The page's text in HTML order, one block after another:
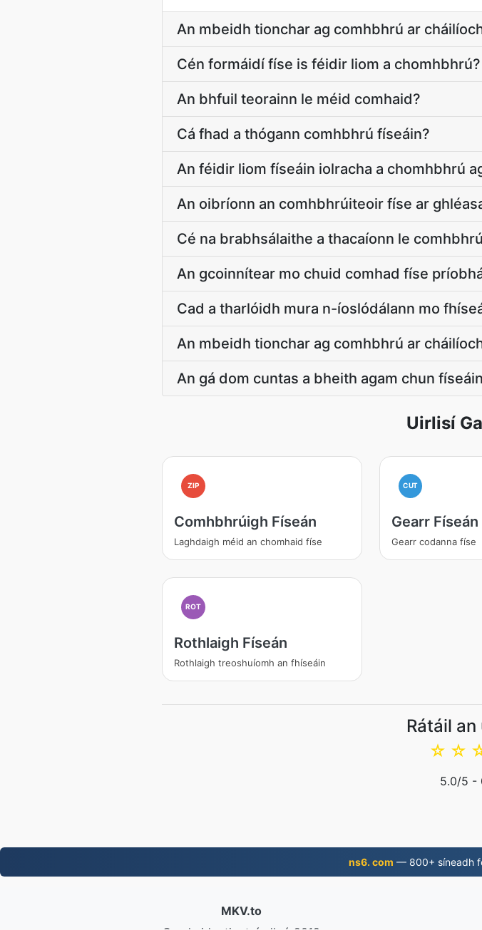
An mbeidh tionchar ag comhbhrú ar
Cén formáidí físe is féidir liom a chomhbhrú?
An bhfuil teorainn le méid comhaid?
Cá fhad a thógann comhbhrú físeáin?
An féidir liom físeáin iolracha a chomhbhrú
An oibríonn an comhbhrúiteoir físe ar
Cé na brabhsálaithe a thacaíonn le
An gcoinnítear mo chuid comhad físe
Cad a tharlóidh mura n-íoslódálann mo
An mbeidh tionchar ag comhbhrú ar
An gá dom cuntas a bheith agam chun
Uirlisí
ZIP
Comhbhrúigh Físeán
Laghdaigh méid an chomhaid físe
CUT
Gearr Físeán
Gearr codanna físe
ROT
Rothlaigh Físeán
Rothlaigh treoshuíomh an fhíseáin
Rátáil
☆
☆
5.0/5 -
ns6. com — 800+ síneadh
MKV.to